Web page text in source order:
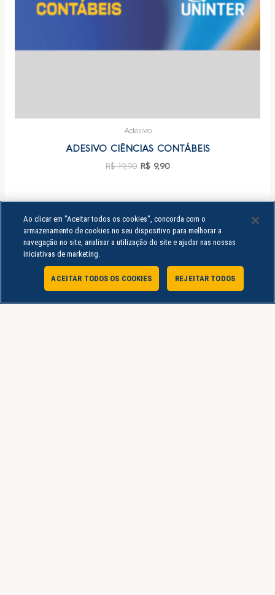
Adesivo
ADESIVO CIÊNCIAS CONTÁBEIS
R$19,90 R$9,90
Ao clicar em "Aceitar todos os cookies", concorda com o
armazenamento de cookies no seu dispositivo para melhorar a
navegação no site, analisar a utilização do site e ajudar nas nossas
iniciativas de marketing.
REJEITAR TODOS
ACEITAR TODOS OS COOKIES